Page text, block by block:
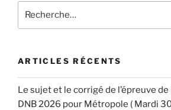
pour
ARTICLES RÉCENTS
Le sujet et le corrigé de l’épreuve
DNB 2026 pour Métropole ( Mardi